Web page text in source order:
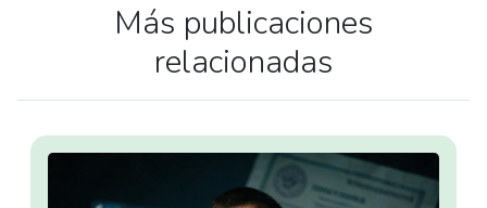
Más publicaciones
relacionadas